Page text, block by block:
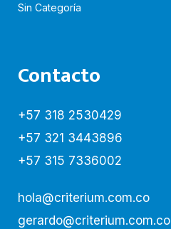
Sin Categoría
Contacto
+57 318 2530429
+57 321 3443896
+57 315 7336002
hola@criterium.com.co
gerardo@criterium.com.co